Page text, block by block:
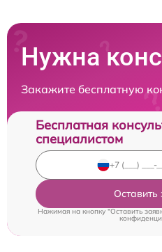
Нужна
Закажите бесплатную
Бесплатная
специалистом
Оставить
Нажимая на кнопку "Оставить